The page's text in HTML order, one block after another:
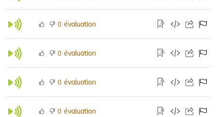
0 évaluation
0 évaluation
0 évaluation
0 évaluation